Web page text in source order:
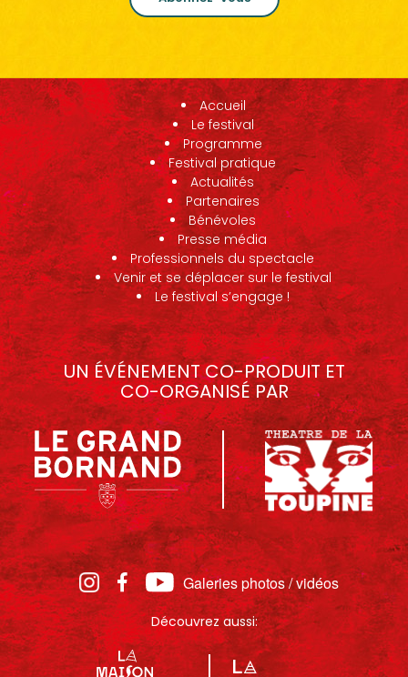
Accueil
Le festival
Programme
Festival pratique
Actualités
Partenaires
Bénévoles
Presse média
Professionnels du spectacle
Venir et se déplacer sur le festival
Le festival s’engage !
UN ÉVÉNEMENT CO-PRODUIT ET
CO-ORGANISÉ PAR
Galeries photos / vidéos
Découvrez aussi: